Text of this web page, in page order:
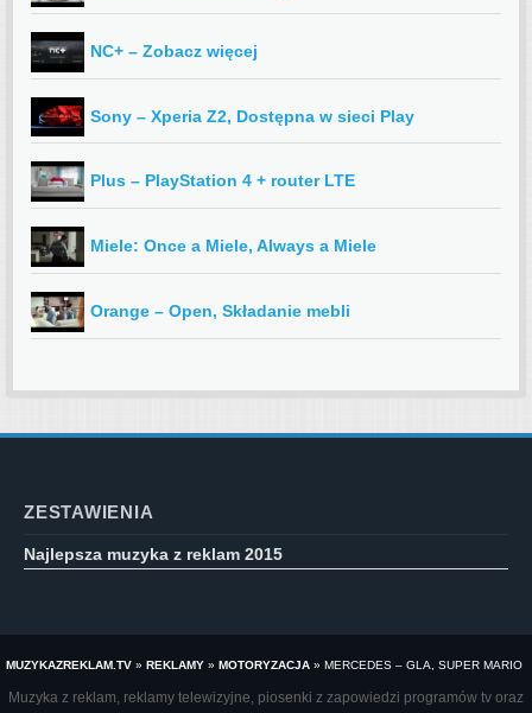
NC+ – Zobacz więcej
Sony – Xperia Z2, Dostępna w sieci Play
Plus – PlayStation 4 + router LTE
Miele: Once a Miele, Always a Miele
Orange – Open, Składanie mebli
ZESTAWIENIA
Najlepsza muzyka z reklam 2015
MUZYKAZREKLAM.TV » REKLAMY » MOTORYZACJA » MERCEDES – GLA, SUPER MARIO
Muzyka z reklam, reklamy telewizyjne, piosenki z zapowiedzi programów tv oraz